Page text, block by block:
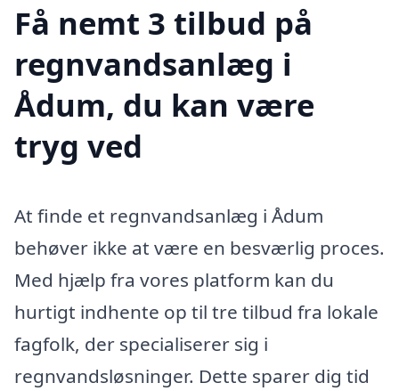
Få nemt 3 tilbud på
regnvandsanlæg i
Ådum, du kan være
tryg ved
At finde et regnvandsanlæg i Ådum
behøver ikke at være en besværlig proces.
Med hjælp fra vores platform kan du
hurtigt indhente op til tre tilbud fra lokale
fagfolk, der specialiserer sig i
regnvandsløsninger. Dette sparer dig tid